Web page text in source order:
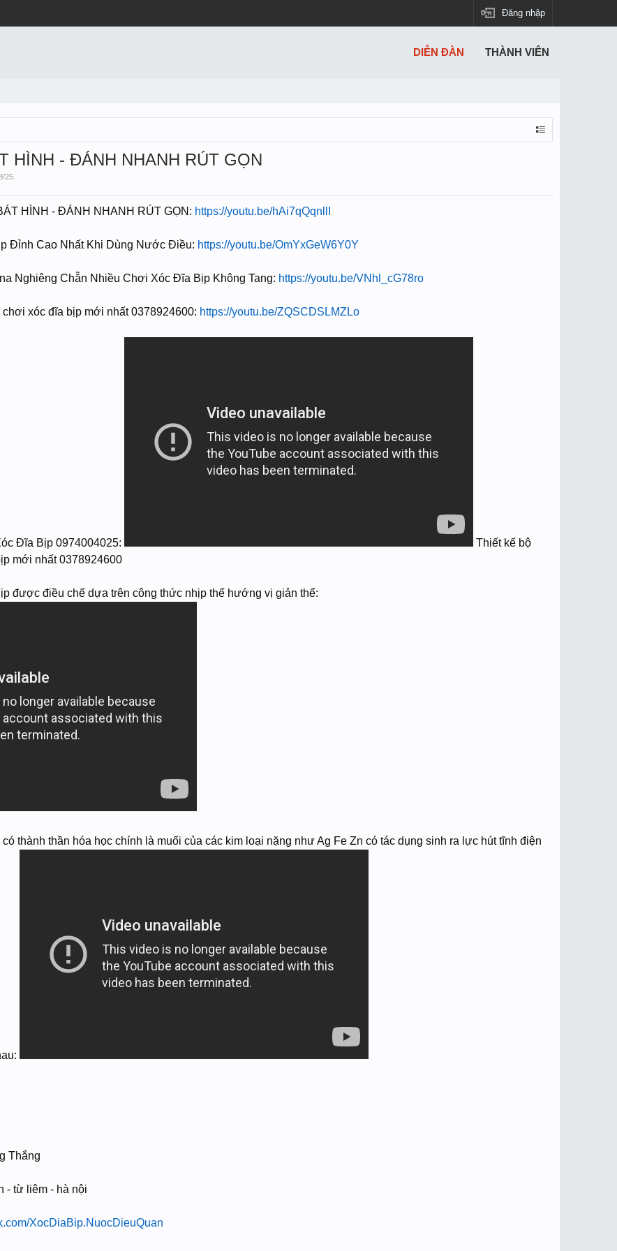
Đăng nhập
HÌNH - ĐÁNH NHANH RÚT GỌN
25
HÌNH - ĐÁNH NHANH RÚT GỌN: https://youtu.be/hAi7qQqnllI
Đỉnh Cao Nhất Khi Dùng Nước Điều: https://youtu.be/OmYxGeW6Y0Y
Nghiêng Chẵn Nhiều Chơi Xóc Đĩa Bịp Không Tang: https://youtu.be/VNhl_cG78ro
xóc đĩa bịp mới nhất 0378924600: https://youtu.be/ZQSCDSLMZLo
Đĩa Bịp 0974004025:
Thiết kế bộ
mới nhất 0378924600
được điều chế dựa trên công thức nhịp thế hướng vị giản thể:
thành thần hóa học chính là muối của các kim loại nặng như Ag Fe Zn có tác dụng sinh ra lực hút tĩnh điện
Thắng
- từ liêm - hà nội
XocDiaBip.NuocDieuQuan
DIỄN ĐÀN THÀNH VIÊN